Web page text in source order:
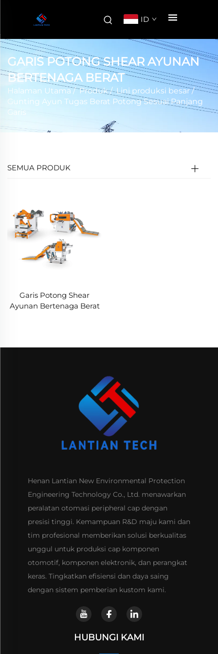
ID
GARIS POTONG SHEAR AYUNAN
BERTENAGA BERAT
Halaman Utama/Produk/Lini produksi besar/
Gunting Ayun Tugas Berat Potong Sesuai Panjang
Garis
SEMUA PRODUK
Garis Potong Shear
Ayunan Bertenaga Berat
Henan Lantian New Environmental Protection
Engineering Technology Co., Ltd. menawarkan
peralatan otomasi peripheral cap dengan
presisi tinggi. Kemampuan R&D maju kami dan
tim profesional memberikan solusi berkualitas
unggul untuk produksi cap komponen
otomotif, komponen elektronik, dan perangkat
keras. Tingkatkan efisiensi dan daya saing
dengan sistem pemberian kustom kami.
HUBUNGI KAMI